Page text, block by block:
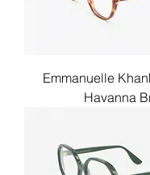
Emmanuelle
Havanna